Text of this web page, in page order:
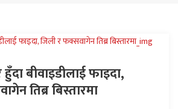
बीवाइडीलाई फाइदा,
तिब्र बिस्तारमा